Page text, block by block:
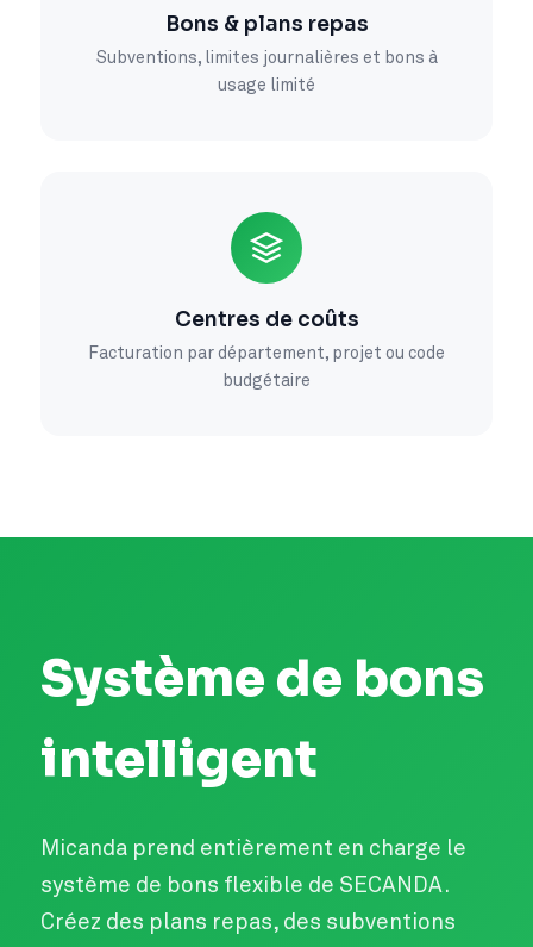
Bons & plans repas
Subventions, limites journalières et bons à
usage limité
Centres de coûts
Facturation par département, projet ou code
budgétaire
Système de bons
intelligent
Micanda prend entièrement en charge le
système de bons flexible de SECANDA.
Créez des plans repas, des subventions